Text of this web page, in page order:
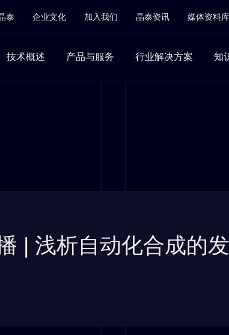
泰 企业文化 加入我们 晶泰资讯 媒体资料库
技术概述 产品与服务 行业解决方案 知
| 浅析自动化合成的